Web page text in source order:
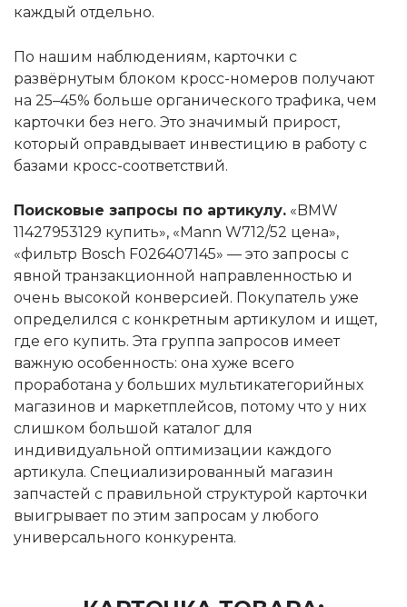
каждый отдельно.
По нашим наблюдениям, карточки с
развёрнутым блоком кросс-номеров получают
на 25–45% больше органического трафика, чем
карточки без него. Это значимый прирост,
который оправдывает инвестицию в работу с
базами кросс-соответствий.
Поисковые запросы по артикулу. «BMW
11427953129 купить», «Mann W712/52 цена»,
«фильтр Bosch F026407145» — это запросы с
явной транзакционной направленностью и
очень высокой конверсией. Покупатель уже
определился с конкретным артикулом и ищет,
где его купить. Эта группа запросов имеет
важную особенность: она хуже всего
проработана у больших мультикатегорийных
магазинов и маркетплейсов, потому что у них
слишком большой каталог для
индивидуальной оптимизации каждого
артикула. Специализированный магазин
запчастей с правильной структурой карточки
выигрывает по этим запросам у любого
универсального конкурента.